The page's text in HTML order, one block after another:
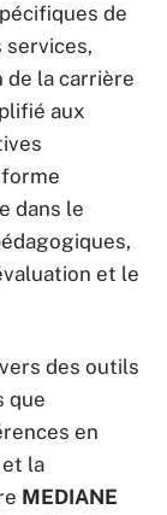
de
services,
de la carrière
aux
dans le
et le
des outils
que
en
la
MEDIANE